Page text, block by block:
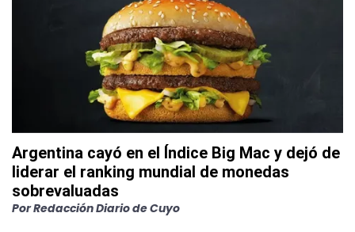
Argentina cayó en el Índice Big Mac y dejó de
liderar el ranking mundial de monedas
sobrevaluadas
PorRedacción Diario de Cuyo